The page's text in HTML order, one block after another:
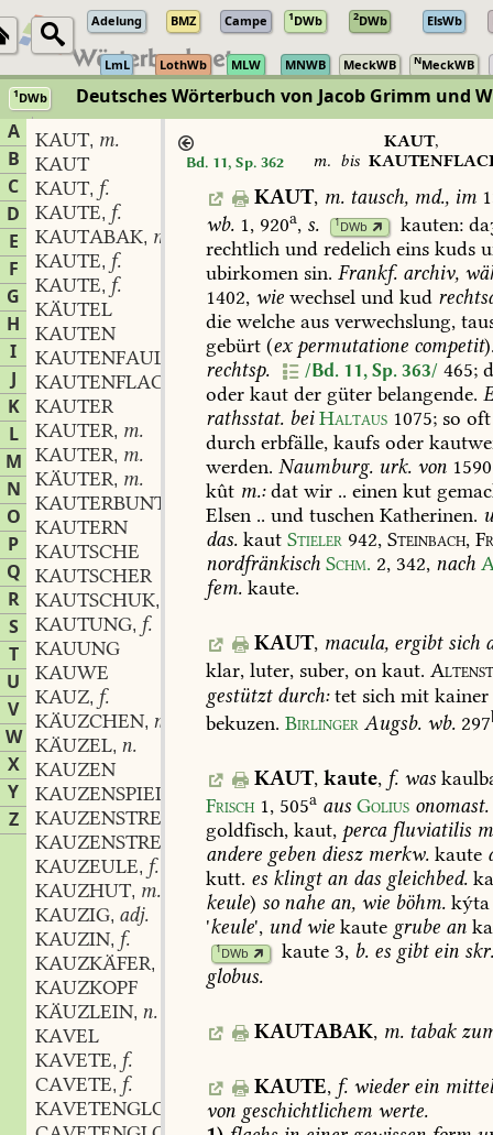
Adelung BMZ Campe 1DWb 2DWb ElsWb
LmL LothWb MLW MNWB MeckWB NMeckWB
1DWb Deutsches Wörterbuch von Jacob Grimm und
A
B
C
D
E
F
G
H
I
J
K
L
M
N
O
P
Q
R
S
T
U
V
W
X
Y
Z
KAUT, m.
KAUT
KAUT, f.
KAUTE, f.
KAUTABAK, m.
KAUTE, f.
KAUTE, f.
KÄUTEL
KAUTEN
KAUTENFAUL
KAUTENFLACHS
KAUTER
KAUTER, m.
KAUTER, m.
KÄUTER, m.
KAUTERBUNT
KAUTERN
KAUTSCHE
KAUTSCHER
KAUTSCHUK,
KAUTUNG, f.
KAUUNG
KAUWE
KAUZ, f.
KÄUZCHEN, n.
KÄUZEL, n.
KAUZEN
KAUZENSPIEL
KAUZENSTREICHEN,n.
KAUZENSTREICHER,m.
KAUZEULE, f.
KAUZHUT, m.
KAUZIG, adj.
KAUZIN, f.
KAUZKÄFER,
KAUZKOPF
KÄUZLEIN, n.
KAVEL
KAVETE, f.
CAVETE, f.
KAVETENGLOCKE
,f.
Bd. 11, Sp. 362
KAUT,
m. bis
KAUT, m. tausch,md.,im
wb. 1, 920a, s. 1DWb kauten:
rechtlich und redelich eins kuds
ubirkomen sin. Frankf. archiv,
1402, wie wechsel und kud
die welche aus verwechslung,
gebürt (expermutatione competit
rechtsp.
/Bd. 11, Sp. 363/ 465;
oder kaut der güter belangende.
rathsstat. bei Haltaus 1075; so oft
durch erbfälle, kaufs oder
werden. Naumburg. urk. von 1590
kût m.:dat wir .. einen kut
Elsen .. und tuschen Katherinen.
das. kaut Stieler 942, Steinbach,
nordfränkisch Schm. 2, 342, nach
fem. kaute.
KAUT, macula,ergibtsich
klar, luter, suber, on kaut.
gestütztdurch:tet sich mit kainer
bekuzen. Birlinger Augsb. wb. 297
KAUT, kaute, f. was
Frisch 1, 505a aus Golius onomast.
goldfisch, kaut, percafluviatilis
andere geben dieszmerkw. kaute
kutt. es klingtan das gleichbed.
keule) sonahe an, wie böhm. kýta
'keule', undwie kaute grube an
1DWb kaute 3, b. es gibtein
globus.
KAUTABAK, m. tabak
KAUTE, f. wiederein
von geschichtlichem werte.